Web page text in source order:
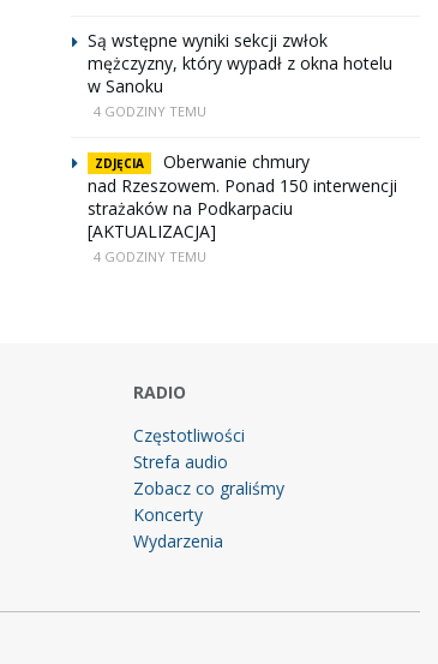
Są wstępne wyniki sekcji zwłok
mężczyzny, który wypadł z okna hotelu
w Sanoku
4 GODZINY TEMU
ZDJĘCIA
Oberwanie chmury
nad Rzeszowem. Ponad 150 interwencji
strażaków na Podkarpaciu
[AKTUALIZACJA]
4 GODZINY TEMU
RADIO
Częstotliwości
Strefa audio
Zobacz co graliśmy
Koncerty
Wydarzenia